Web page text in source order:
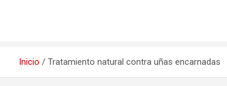
Inicio Tratamiento natural contra uñas encarnadas